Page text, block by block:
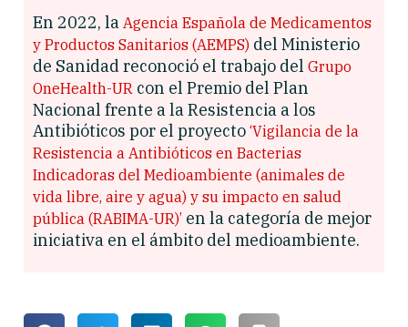
En 2022, la Agencia Española de Medicamentos
y Productos Sanitarios (AEMPS) del Ministerio
de Sanidad reconoció el trabajo del Grupo
OneHealth-UR con el Premio del Plan
Nacional frente a la Resistencia a los
Antibióticos por el proyecto ‘Vigilancia de la
Resistencia a Antibióticos en Bacterias
Indicadoras del Medioambiente (animales de
vida libre, aire y agua) y su impacto en salud
pública (RABIMA-UR)’ en la categoría de mejor
iniciativa en el ámbito del medioambiente.